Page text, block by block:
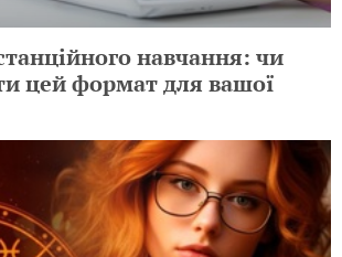
навчання: чи
цей формат для вашої